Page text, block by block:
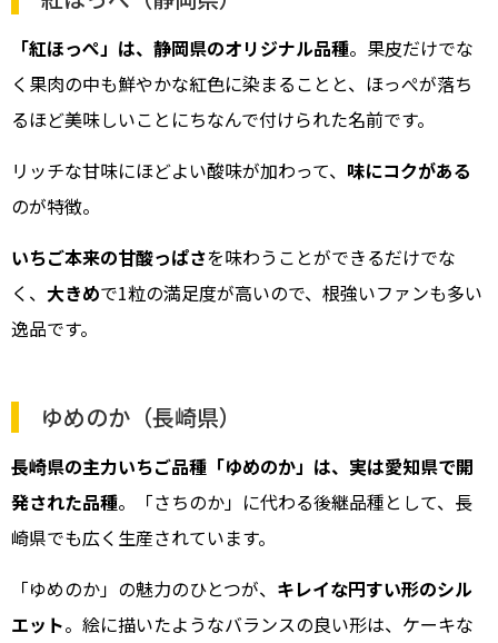
「紅ほっぺ」は、静岡県のオリジナル品種。果皮だけでな
く果肉の中も鮮やかな紅色に染まることと、ほっぺが落ち
るほど美味しいことにちなんで付けられた名前です。
リッチな甘味にほどよい酸味が加わって、 味にコクがある
のが特徴。
いちご本来の甘酸っぱさを味わうことができるだけでな
く、 大きめで1粒の満足度が高いので、根強いファンも多い
逸品です。
ゆめのか（長崎県）
長崎県の主力いちご品種「ゆめのか」は、実は愛知県で開
発された品種。「さちのか」に代わる後継品種として、長
崎県でも広く生産されています。
「ゆめのか」の魅力のひとつが、 キレイな円すい形のシル
エット。絵に描いたようなバランスの良い形は、ケーキな